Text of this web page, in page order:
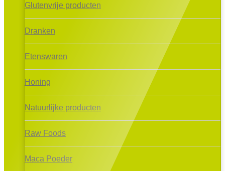
Glutenvrije producten
Dranken
Etenswaren
Honing
Natuurlijke producten
Raw Foods
Maca Poeder